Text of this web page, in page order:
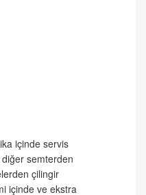
içinde servis
semterden
çilingir
içinde ve ekstra